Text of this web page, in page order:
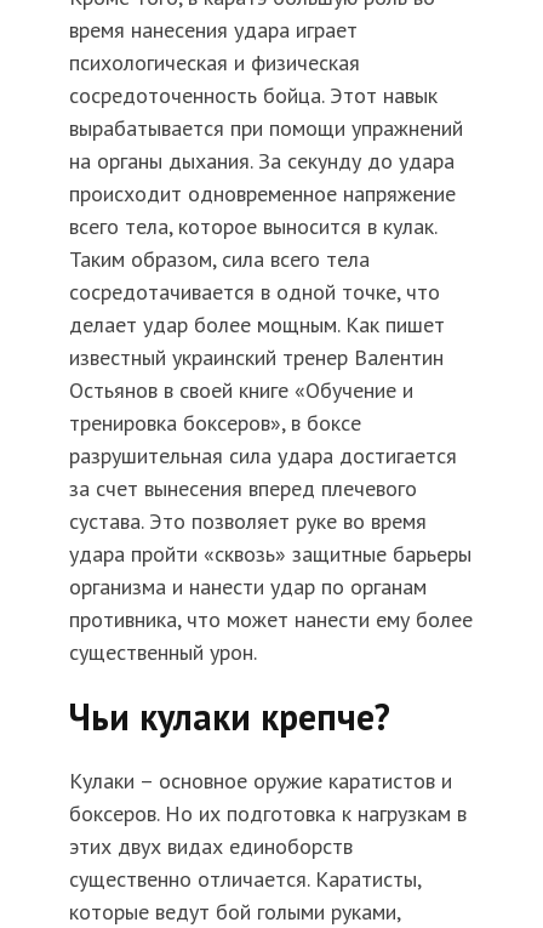
время нанесения удара играет
психологическая и физическая
сосредоточенность бойца. Этот навык
вырабатывается при помощи упражнений
на органы дыхания. За секунду до удара
происходит одновременное напряжение
всего тела, которое выносится в кулак.
Таким образом, сила всего тела
сосредотачивается в одной точке, что
делает удар более мощным. Как пишет
известный украинский тренер Валентин
Остьянов в своей книге «Обучение и
тренировка боксеров», в боксе
разрушительная сила удара достигается
за счет вынесения вперед плечевого
сустава. Это позволяет руке во время
удара пройти «сквозь» защитные барьеры
организма и нанести удар по органам
противника, что может нанести ему более
существенный урон.
Чьи кулаки крепче?
Кулаки – основное оружие каратистов и
боксеров. Но их подготовка к нагрузкам в
этих двух видах единоборств
существенно отличается. Каратисты,
которые ведут бой голыми руками,